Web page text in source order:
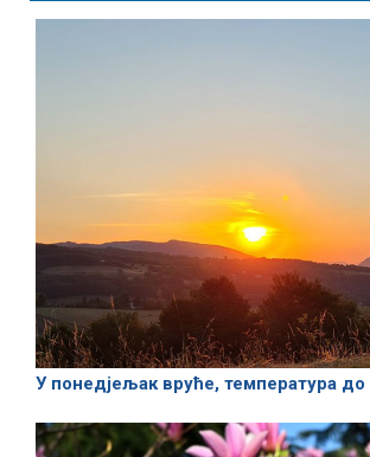
У понедјељак вруће, температура до